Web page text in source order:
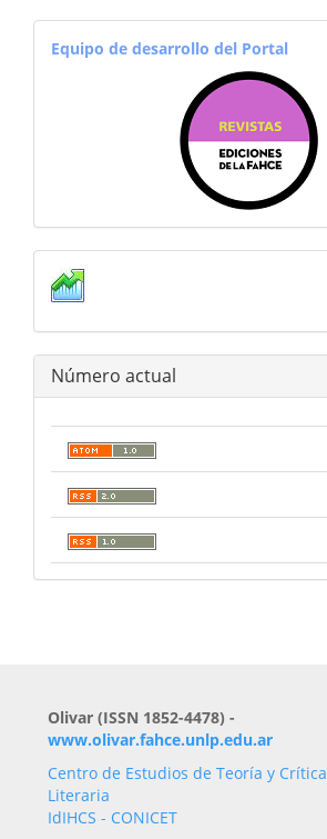
equiporevistas
Equipo de desarrollo del Portal
Estadisticas
Número actual
Olivar (ISSN 1852-4478) -
www.olivar.fahce.unlp.edu.ar
Centro de Estudios de Teoría y Crítica
Literaria
IdIHCS - CONICET